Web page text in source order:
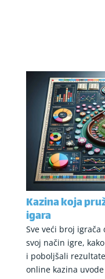
Kazina koja
igara
Sve veći broj
svoj način igre,
i poboljšali
online kazina